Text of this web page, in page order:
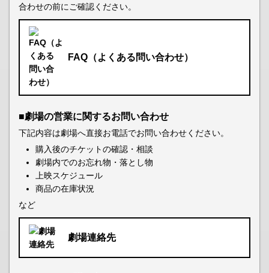
合わせの前にご確認ください。
FAQ（よくある問い合わせ）
■劇場の営業に関するお問い合わせ
下記内容は劇場へ直接お電話でお問い合わせください。
購入後のチケットの確認・相談
劇場内でのお忘れ物・落とし物
上映スケジュール
商品の在庫状況
など
劇場連絡先